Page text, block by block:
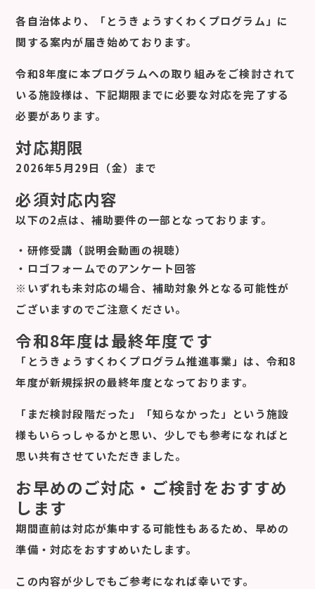
各自治体より、「とうきょうすくわくプログラム」に
関する案内が届き始めております。
令和8年度に本プログラムへの取り組みをご検討されて
いる施設様は、 下記期限までに必要な対応を完了する
必要があります。
対応期限
2026年5月29日（金）まで
必須対応内容
以下の2点は、補助要件の一部となっております。
・研修受講（説明会動画の視聴）
・ロゴフォームでのアンケート回答
※いずれも未対応の場合、補助対象外となる可能性が
ございますのでご注意ください。
令和8年度は最終年度です
「とうきょうすくわくプログラム推進事業」は、 令和8
年度が新規採択の最終年度となっております。
「まだ検討段階だった」「知らなかった」という施設
様もいらっしゃるかと思い、少しでも参考になればと
思い共有させていただきました。
お早めのご対応・ご検討をおすすめ
します
期間直前は対応が集中する可能性もあるため、 早めの
準備・対応をおすすめいたします。
この内容が少しでもご参考になれば幸いです。